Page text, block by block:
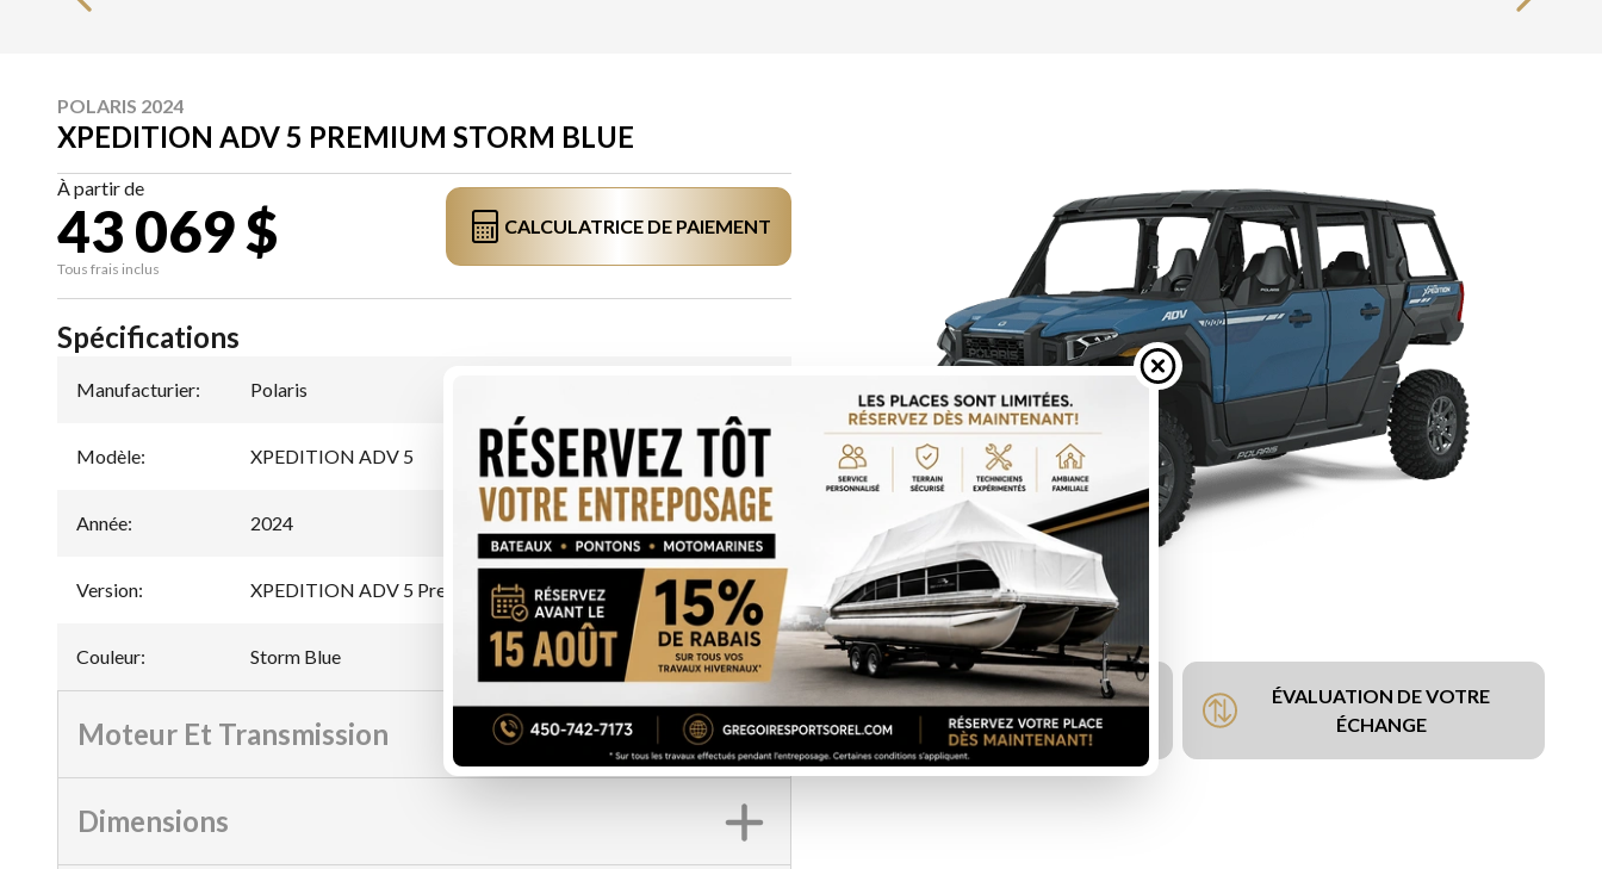
POLARIS 2024
XPEDITION ADV 5 PREMIUM STORM BLUE
À partir de
43 069 $
Tous frais inclus
CALCULATRICE DE PAIEMENT
DEMANDE DE FINANCEMENT
ÉVALUATION DE VOTRE
ÉCHANGE
Spécifications
Manufacturier: Polaris
Modèle: XPEDITION ADV 5
Année: 2024
Version: XPEDITION ADV 5 Premium Storm Blue
Couleur: Storm Blue
Moteur Et Transmission
Dimensions